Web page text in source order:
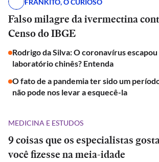
Falso milagre da ivermectina
Censo do IBGE
Rodrigo da Silva: O coronavírus escapou
laboratório chinês? Entenda
O fato de a pandemia ter sido um
não pode nos levar a esquecê-la
MEDICINA E ESTUDOS
9 coisas que os especialistas
você fizesse na meia-idade